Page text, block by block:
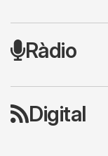
Ràdio
Digital